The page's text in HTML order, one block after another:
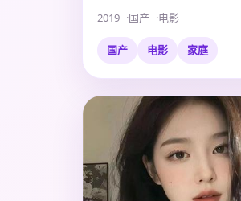
2019 国产 电影
国产 电影 家庭